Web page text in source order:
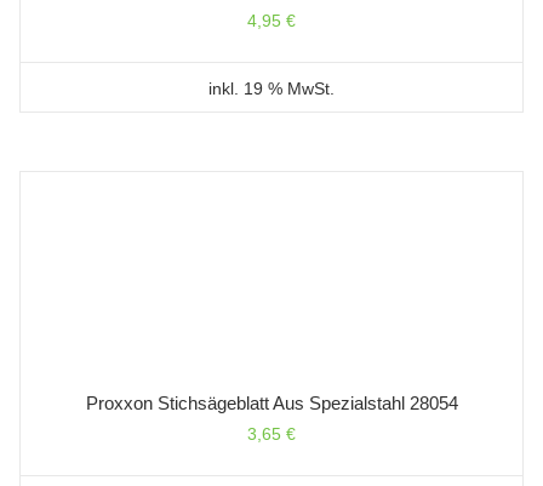
4,95 €
inkl. 19 % MwSt.
Proxxon Stichsägeblatt Aus Spezialstahl 28054
3,65 €